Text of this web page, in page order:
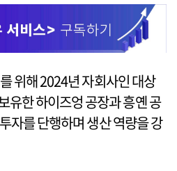
위해 2024년 자회사인 대상
유한 하이즈엉 공장과 흥옌 공
자를 단행하며 생산 역량을 강